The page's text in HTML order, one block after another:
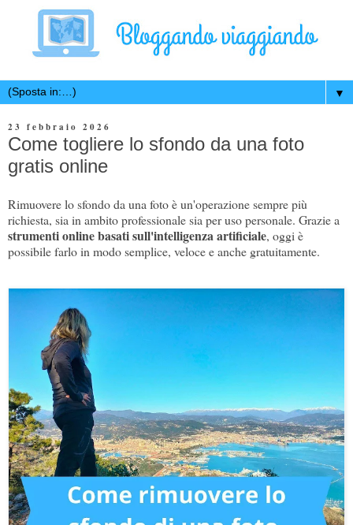
▼
23 febbraio 2026
Come togliere lo sfondo da una foto
gratis online
Rimuovere lo sfondo da una foto è un'operazione sempre più
richiesta, sia in ambito professionale sia per uso personale. Grazie a
strumenti online basati sull'intelligenza artificiale, oggi è
possibile farlo in modo semplice, veloce e anche gratuitamente.